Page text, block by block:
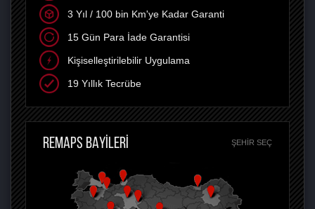
3 Yıl / 100 bin Km'ye Kadar Garanti
15 Gün Para İade Garantisi
Kişiselleştirilebilir Uygulama
19 Yıllık Tecrübe
REMAPS BAYİLERİ ŞEHIR SEÇ